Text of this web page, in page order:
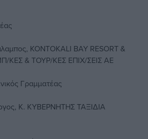
KONTOKALI BAY RESORT &
ΚΕΣ & ΤΟΥΡ/ΚΕΣ ΕΠΙΧ/ΣΕΙΣ ΑΕ
Γραμματέας
Κ. ΚΥΒΕΡΝΗΤΗΣ ΤΑΞΙΔΙΑ